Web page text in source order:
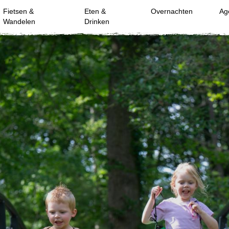
Fietsen &
Wandelen
Eten &
Drinken
Overnachten